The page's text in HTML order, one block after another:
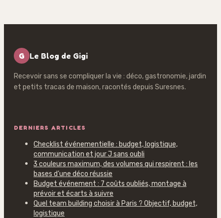
G Le Blog de Gigi
Recevoir sans se compliquer la vie : déco, gastronomie, jardin
et petits tracas de maison, racontés depuis Suresnes.
DERNIERS ARTICLES
Checklist événementielle : budget, logistique,
communication et jour J sans oubli
3 couleurs maximum, des volumes qui respirent : les
bases d’une déco réussie
Budget événement : 7 coûts oubliés, montage à
prévoir et écarts à suivre
Quel team building choisir à Paris ? Objectif, budget,
logistique